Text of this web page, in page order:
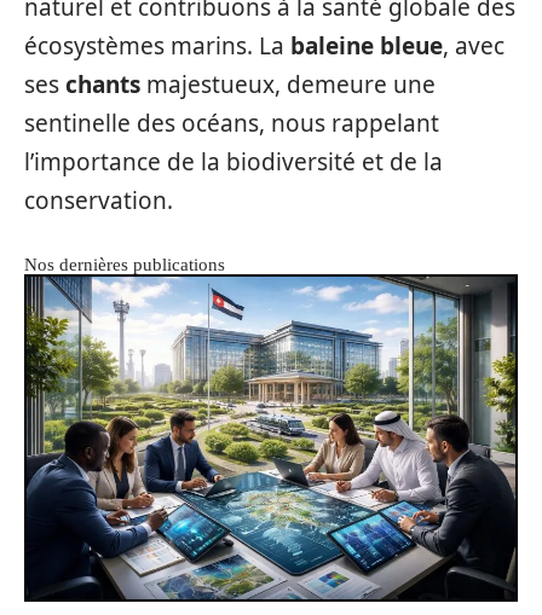
naturel et contribuons à la santé globale des
écosystèmes marins. La baleine bleue, avec
seschants majestueux, demeure une
sentinelle des océans, nous rappelant
l’importance de la biodiversité et de la
conservation.
Nos dernières publications